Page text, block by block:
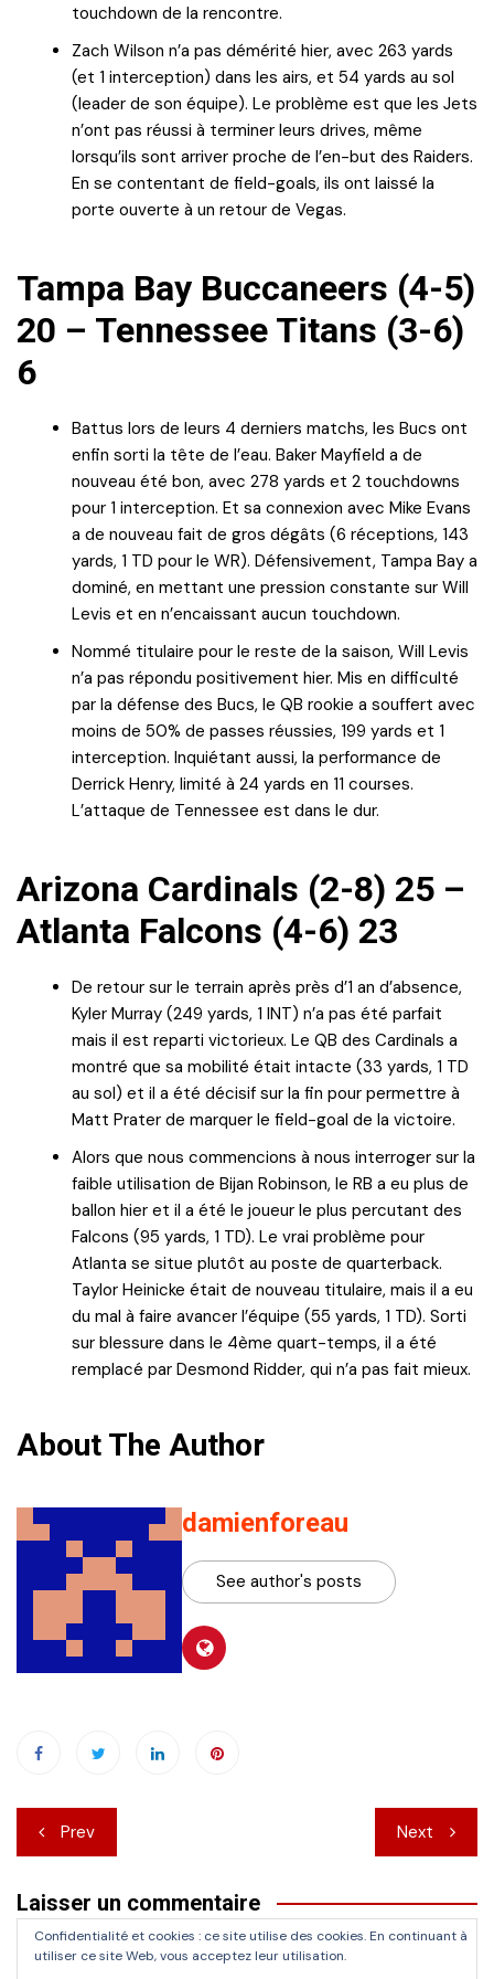
touchdown de la rencontre.
Zach Wilson n’a pas démérité hier, avec 263 yards
(et 1 interception) dans les airs, et 54 yards au sol
(leader de son équipe). Le problème est que les Jets
n’ont pas réussi à terminer leurs drives, même
lorsqu’ils sont arriver proche de l’en-but des Raiders.
En se contentant de field-goals, ils ont laissé la
porte ouverte à un retour de Vegas.
Tampa Bay Buccaneers (4-5)
20 – Tennessee Titans (3-6)
6
Battus lors de leurs 4 derniers matchs, les Bucs ont
enfin sorti la tête de l’eau. Baker Mayfield a de
nouveau été bon, avec 278 yards et 2 touchdowns
pour 1 interception. Et sa connexion avec Mike Evans
a de nouveau fait de gros dégâts (6 réceptions, 143
yards, 1 TD pour le WR). Défensivement, Tampa Bay a
dominé, en mettant une pression constante sur Will
Levis et en n’encaissant aucun touchdown.
Nommé titulaire pour le reste de la saison, Will Levis
n’a pas répondu positivement hier. Mis en difficulté
par la défense des Bucs, le QB rookie a souffert avec
moins de 50% de passes réussies, 199 yards et 1
interception. Inquiétant aussi, la performance de
Derrick Henry, limité à 24 yards en 11 courses.
L’attaque de Tennessee est dans le dur.
Arizona Cardinals (2-8) 25 –
Atlanta Falcons (4-6) 23
De retour sur le terrain après près d’1 an d’absence,
Kyler Murray (249 yards, 1 INT) n’a pas été parfait
mais il est reparti victorieux. Le QB des Cardinals a
montré que sa mobilité était intacte (33 yards, 1 TD
au sol) et il a été décisif sur la fin pour permettre à
Matt Prater de marquer le field-goal de la victoire.
Alors que nous commencions à nous interroger sur la
faible utilisation de Bijan Robinson, le RB a eu plus de
ballon hier et il a été le joueur le plus percutant des
Falcons (95 yards, 1 TD). Le vrai problème pour
Atlanta se situe plutôt au poste de quarterback.
Taylor Heinicke était de nouveau titulaire, mais il a eu
du mal à faire avancer l’équipe (55 yards, 1 TD). Sorti
sur blessure dans le 4ème quart-temps, il a été
remplacé par Desmond Ridder, qui n’a pas fait mieux.
About The Author
damienforeau
See author's posts
Navigation
de
l’article
Prev Next
Laisser un commentaire
Vous devezvous connecterpour publier un commentaire.
Confidentialité et cookies : ce site utilise des cookies. En continuant à
utiliser ce site Web, vous acceptez leur utilisation.